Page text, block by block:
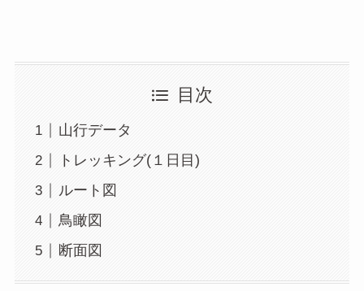
目次
山行データ
トレッキング(１日目)
ルート図
鳥瞰図
断面図